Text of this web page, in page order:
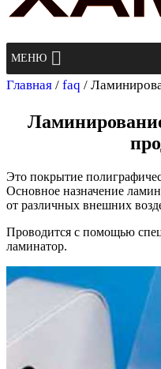
РИА
Хамелеон
агентство
МЕНЮ
Главная / faq /
Это покрытие
Основное назначение
от различных внешних
Проводится с помощью
ламинатор.